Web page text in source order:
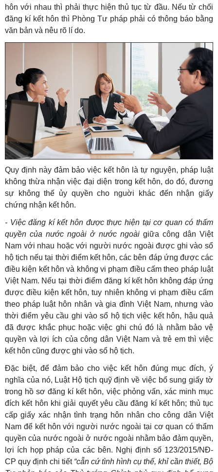
hôn với nhau thì phải thực hiện thủ tục từ đầu. Nếu từ chối
đăng kí kết hôn thì Phòng Tư pháp phải có thông báo bằng
văn bản và nêu rõ lí do.
Quy định này đảm bảo việc kết hôn là tự nguyện, pháp luật
không thừa nhận việc đại diện trong kết hôn, do đó, đương
sự không thế ủy quyền cho nguời khác đến nhận giấy
chứng nhận kết hôn.
- Việc đăng kí kết hôn được thực hiện tại cơ quan có thấm
quyền của nước ngoài ở nước ngoàigiữa công dân Việt
Nam với nhau hoặc với người nước ngoài được ghi vào sổ
hộ tịch nếu tại thời điểm kết hôn, các bên đáp ứng được các
điều kiện kết hôn và không vi phạm điều cấm theo pháp luật
Việt Nam. Nếu tại thời điểm đăng kí kết hôn không đáp ứng
được điều kiện kết hôn, tuy nhiên không vi phạm điều cấm
theo pháp luật hôn nhân và gia đình Việt Nam, nhưng vào
thời điểm yêu cầu ghi vào sổ hộ tịch việc kết hôn, hậu quả
đã được khắc phục hoặc việc ghi chú đó là nhằm bảo vệ
quyền và lợi ích của công dân Việt Nam và trẻ em thì việc
kết hôn cũng được ghi vào sổ hộ tịch.
Đặc biệt, để đảm bảo cho việc kết hôn đúng mục đích, ý
nghĩa của nó, Luật Hộ tịch quỹ định về việc bổ sung giấy tờ
trong hồ sơ đăng kí kết hôn, việc phỏng vấn, xác minh mục
đích kết hôn khi giải quyết yêu cầu đăng kí kết hôn; thủ tục
cấp giấy xác nhận tình trạng hôn nhân cho công dân Việt
Nam để kết hôn với người nước ngoài tại cơ quan có thẩm
quyền của nước ngoài ở nước ngoài nhằm bảo đảm quyền,
lợi ích họp pháp của các bên. Nghị định số 123/2015/NĐ-
CP quy định chi tiết “cẵn cứ tình hình cụ thế, khỉ cần thiết, Bộ